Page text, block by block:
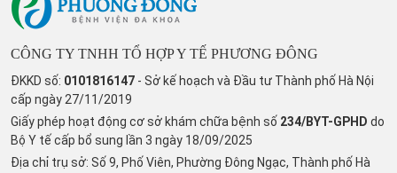
CÔNG TY TNHH TỔ HỢP Y TẾ PHƯƠNG ĐÔNG
ĐKKD số: 0101816147 - Sở kế hoạch và Đầu tư Thành phố Hà Nội
cấp ngày 27/11/2019
Giấy phép hoạt động cơ sở khám chữa bệnh số 234/BYT-GPHD do
Bộ Y tế cấp bổ sung lần 3 ngày 18/09/2025
Địa chỉ trụ sở: Số 9, Phố Viên, Phường Đông Ngạc, Thành phố Hà